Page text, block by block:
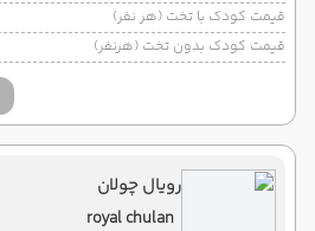
قیمت کودک با تخت (هر نفر)
قیمت کودک بدون تخت (هرنفر)
رویال چولان
royal chulan